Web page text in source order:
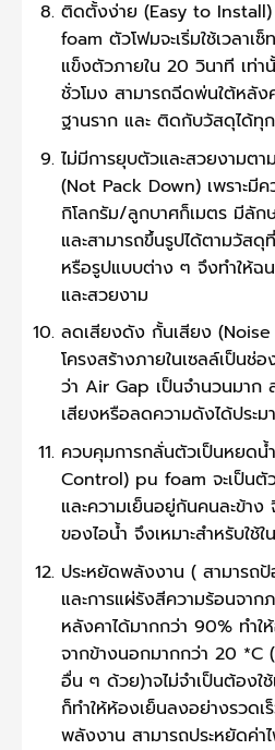
ติดตั้งง่าย (Easy to
foam ตัวโฟมจะเริ่มใช้เวลาเ
แข็งตัวภายใน 20 วินาที เท่า
ชั่วโมง สามารถฉีดพ่นใต้หลั
ฐานราก และ ติดกับวัสดุได้ทุ
ไม่มีการยุบตัวและสวยงามต
(Not Pack Down) เพราะมี
กิโลกรัม/ลูกบาศก็เมตร มีลั
และสามารถขึ้นรูปได้ตามวัส
หรือรูปแบบต่าง ๆ จึงทำให้
และสวยงาม
ลดเสียงดัง กั้นเสียง
โครงสร้างภายในเซลล์เป็นช่
ว่า Air Gap เป็นจำนวนมาก
เสียงหรือลดความดังได้ประ
ควบคุมการกลั่นตัวเป็นหยด
Control) pu foam จะเป็นตั
และความเย็นอยู่กันคนละข้าง
ของไอน้ำ จึงเหมาะสำหรับใช้
ประหยัดพลังงาน ( สามารถ
และการแผ่รังสีความร้อนจา
หลังคาได้มากกว่า 90% ทำ
จากข้างนอกมากกว่า 20
อื่น ๆ ด้วย)าจไม่จำเป็นต้องใ
ก็ทำให้ห้องเย็นลงอย่างรวด
พลังงาน สามารถประหยัดค่า